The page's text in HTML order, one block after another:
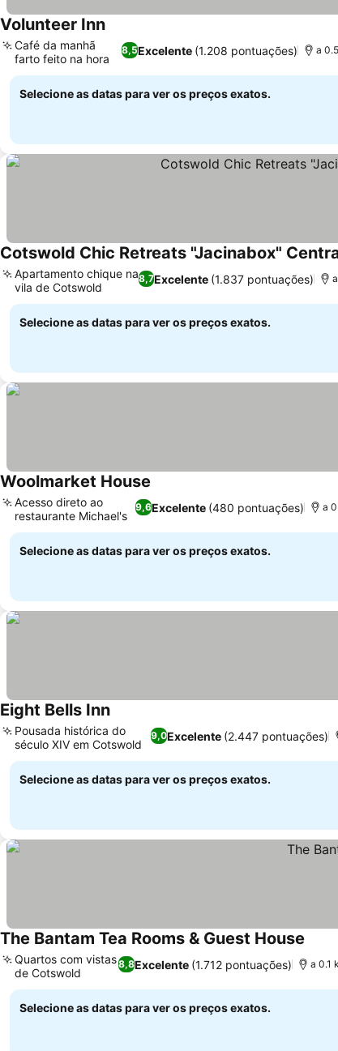
Volunteer InnVer preços
8,5Excelente (1.208 pontuações)
Café da manhã
farto feito na hora
a
Selecione as datas para ver os preços exatos.
Cotswold Chic Retreats "Jacinabox"
8,7Excelente (1.837 pontuações)
Apartamento chique na
vila de Cotswold
Selecione as datas para ver os preços exatos.
Woolmarket House
9,6Excelente (480 pontuações)
Acesso direto ao
restaurante Michael's
a
Selecione as datas para ver os preços exatos.
Eight Bells InnVer preços
9,0Excelente (2.447 pontuações)
Pousada histórica do
século XIV em Cotswold
Selecione as datas para ver os preços exatos.
The Bantam Tea Rooms & Guest House
8,8Excelente (1.712 pontuações)
Quartos com vistas
de Cotswold
a 0.1
Selecione as datas para ver os preços exatos.